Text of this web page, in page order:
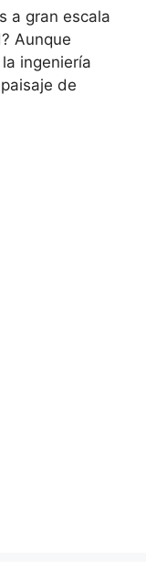
a gran escala
Aunque
ingeniería
de